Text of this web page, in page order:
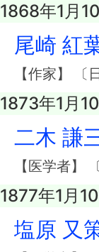
1868年1月
尾崎 紅
【作家】 〔
1873年1月
二木 謙
【医学者】
1877年1月
塩原 又